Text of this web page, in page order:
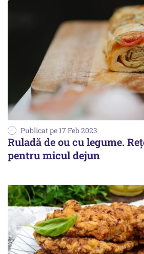
Publicat pe 17 Feb 2023
Ruladă de ou cu legume.
pentru micul dejun